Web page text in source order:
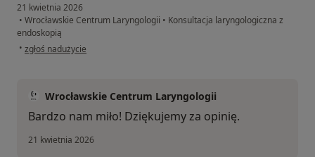
21 kwietnia 2026
• Wrocławskie Centrum Laryngologii • Konsultacja laryngologiczna z
endoskopią
• w opinii użytkownika BB
zgłoś nadużycie
Wrocławskie Centrum Laryngologii
Bardzo nam miło! Dziękujemy za opinię.
21 kwietnia 2026